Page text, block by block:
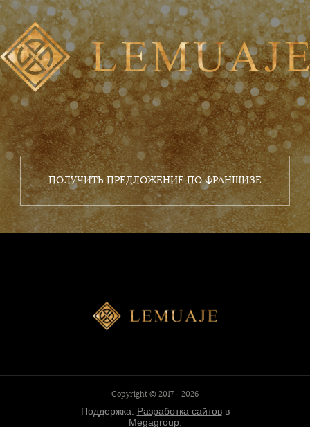
ПОЛУЧИТЬ ПРЕДЛОЖЕНИЕ ПО ФРАНШИЗЕ
Copyright © 2017 - 2026
Поддержка. Разработка сайтовв
Megagroup.